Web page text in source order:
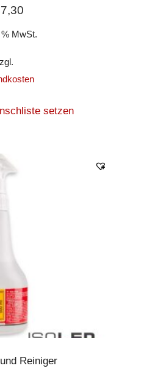
MwSt.
setzen
Reiniger